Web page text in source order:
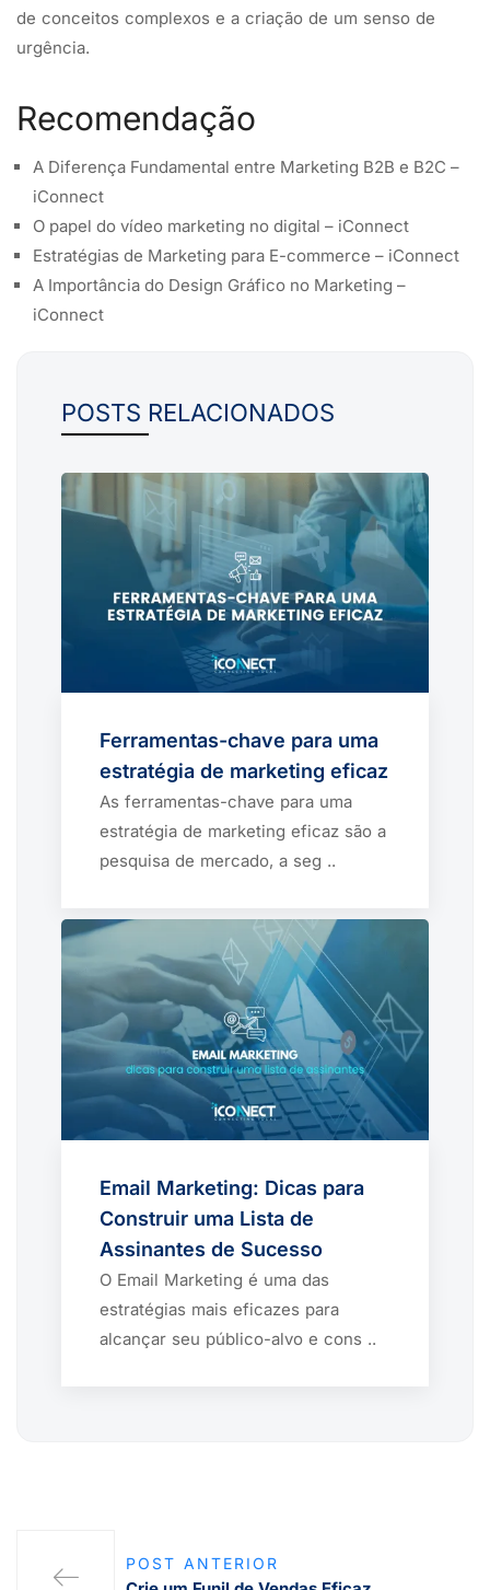
de conceitos complexos e a criação de um senso de
urgência.
Recomendação
A Diferença Fundamental entre Marketing B2B e B2C –
iConnect
O papel do vídeo marketing no digital – iConnect
Estratégias de Marketing para E-commerce – iConnect
A Importância do Design Gráfico no Marketing –
iConnect
POSTS RELACIONADOS
Ferramentas-chave para uma
estratégia de marketing eficaz
As ferramentas-chave para uma
estratégia de marketing eficaz são a
pesquisa de mercado, a seg ..
Email Marketing: Dicas para
Construir uma Lista de
Assinantes de Sucesso
O Email Marketing é uma das
estratégias mais eficazes para
alcançar seu público-alvo e cons ..
POST ANTERIOR